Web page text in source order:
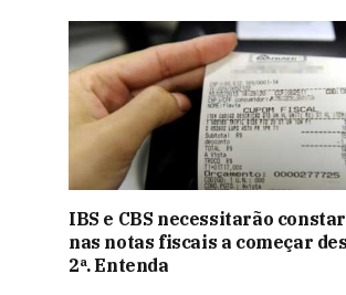
IBS e CBS necessitarão constar
nas notas fiscais a começar
2ª. Entenda